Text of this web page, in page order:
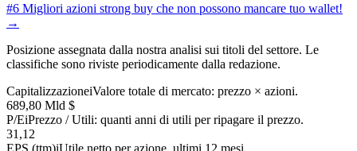
#6 Migliori azioni strong buy che non possono mancare tuo wallet!
→
Posizione assegnata dalla nostra analisi sui titoli del settore. Le
classifiche sono riviste periodicamente dalla redazione.
CapitalizzazioneiValore totale di mercato: prezzo × azioni.
689,80 Mld $
P/EiPrezzo / Utili: quanti anni di utili per ripagare il prezzo.
31,12
EPS (ttm)iUtile netto per azione, ultimi 12 mesi.